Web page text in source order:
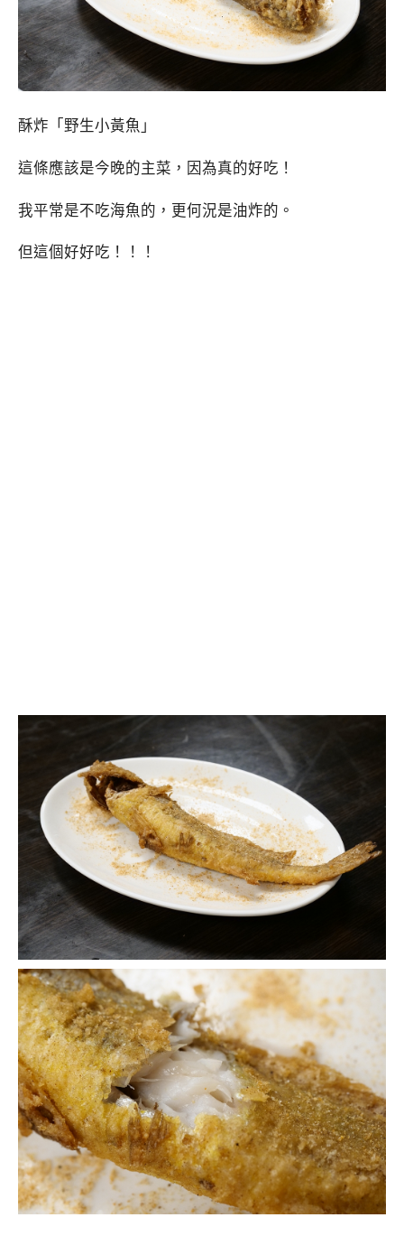
酥炸「野生小黃魚」
這條應該是今晚的主菜，因為真的好吃！
我平常是不吃海魚的，更何況是油炸的。
但這個好好吃！！！